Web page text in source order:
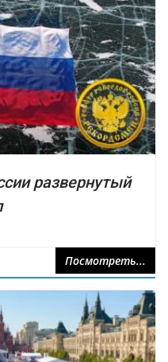
развернутый
Посмотреть...